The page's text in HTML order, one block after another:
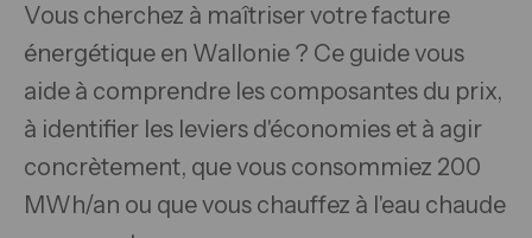
Vous cherchez à maîtriser votre facture
énergétique en Wallonie ? Ce guide vous
aide à comprendre les composantes du prix,
à identifier les leviers d'économies et à agir
concrètement, que vous consommiez 200
MWh/an ou que vous chauffez à l'eau chaude